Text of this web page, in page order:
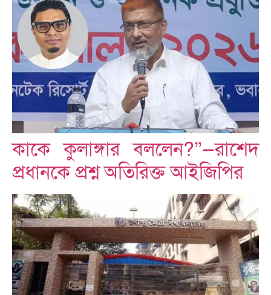
কাকে কুলাঙ্গার বললেন?”—রাশেদ
প্রধানকে প্রশ্ন অতিরিক্ত আইজিপির